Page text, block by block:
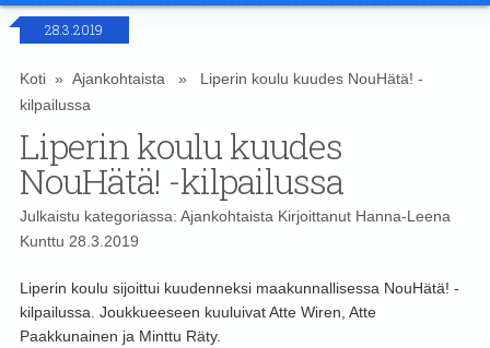
28.3.2019
Koti» Ajankohtaista» Liperin koulu kuudes NouHätä! -
kilpailussa
Liperin koulu kuudes
NouHätä! -kilpailussa
Julkaistu kategoriassa: AjankohtaistaKirjoittanut Hanna-Leena
Kunttu 28.3.2019
Liperin koulu sijoittui kuudenneksi maakunnallisessa NouHätä! -
kilpailussa. Joukkueeseen kuuluivat Atte Wiren, Atte
Paakkunainen ja Minttu Räty.